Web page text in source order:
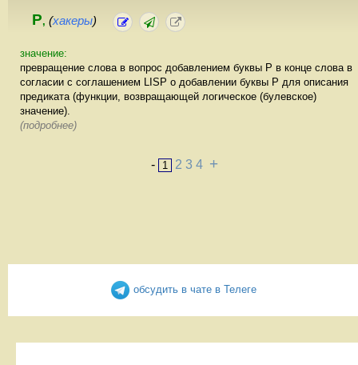
P, (хакеры)
значение:
превращение слова в вопрос добавлением буквы P в конце слова в
согласии с соглашением LISP о добавлении буквы P для описания
предиката (функции, возвращающей логическое (булевское)
значение).
(подробнее)
- 1 2 3 4 +
обсудить в чате в Телеге